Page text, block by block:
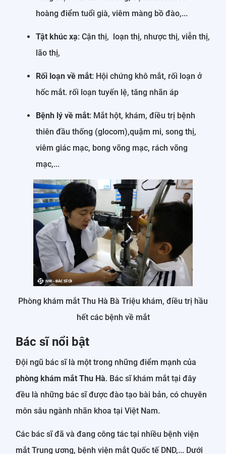
hoàng điểm tuổi già, viêm màng bồ đào,...
Tật khúc xạ: Cận thị, loạn thị, nhược thị, viễn thị,
lão thị,
Rối loạn về mắt: Hội chứng khô mắt, rối loạn ở
hốc mắt. rối loạn tuyến lệ, tăng nhãn áp
Bệnh lý về mắt: Mắt hột, khám, điều trị bệnh
thiên đầu thống (glocom),quặm mi, song thị,
viêm giác mạc, bong võng mạc, rách võng
mạc,...
Phòng khám mắt Thu Hà Bà Triệu khám, điều trị hầu
hết các bệnh về mắt
Bác sĩ nổi bật
Đội ngũ bác sĩ là một trong những điểm mạnh của
phòng khám mắt Thu Hà. Bác sĩ khám mắt tại đây
đều là những bác sĩ được đào tạo bài bản, có chuyên
môn sâu ngành nhãn khoa tại Việt Nam.
Các bác sĩ đã và đang công tác tại nhiều bệnh viện
mắt Trung ương, bệnh viện mắt Quốc tế DND,... Dưới